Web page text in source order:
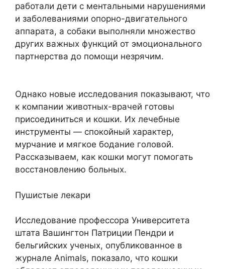
работали дети с ментальными нарушениями
и заболеваниями опорно-двигательного
аппарата, а собаки выполняли множество
других важных функций от эмоционального
партнерства до помощи незрячим.
Однако новые исследования показывают, что
к компании животных-врачей готовы
присоединиться и кошки. Их лечебные
инструменты — спокойный характер,
мурчание и мягкое бодание головой.
Рассказываем, как кошки могут помогать
восстановлению больных.
Пушистые лекари
Исследование профессора Университета
штата Вашингтон Патриции Пендри и
бельгийских ученых, опубликованное в
журнале Animals, показало, что кошки